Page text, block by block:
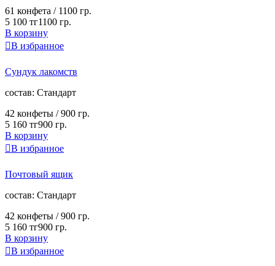
61 конфета / 1100 гр.
5 100 тг1100 гр.
В корзину
В избранное
Сундук лакомств
cостав: Стандарт
42 конфеты /900 гр.
5 160 тг900 гр.
В корзину
В избранное
Почтовый ящик
cостав: Стандарт
42 конфеты /900 гр.
5 160 тг900 гр.
В корзину
В избранное